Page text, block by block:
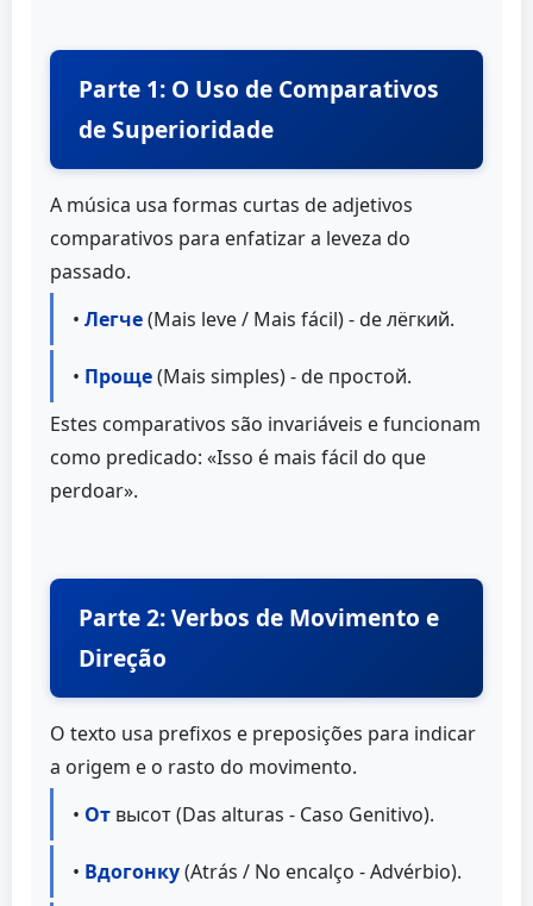
Parte 1: O Uso de Comparativos
de Superioridade
A música usa formas curtas de adjetivos
comparativos para enfatizar a leveza do
passado.
• Легче(Mais leve / Mais fácil) - de лёгкий.
• Проще(Mais simples) - de простой.
Estes comparativos são invariáveis e funcionam
como predicado: «Isso é mais fácil do que
perdoar».
Parte 2: Verbos de Movimento e
Direção
O texto usa prefixos e preposições para indicar
a origem e o rasto do movimento.
• От высот (Das alturas - Caso Genitivo).
• Вдогонку(Atrás / No encalço - Advérbio).